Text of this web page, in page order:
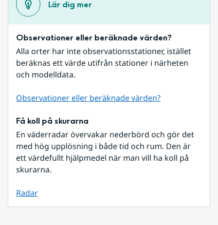
Lär dig mer
Observationer eller beräknade värden?
Alla orter har inte observationsstationer, istället
beräknas ett värde utifrån stationer i närheten
och modelldata.
Observationer eller beräknade värden?
Få koll på skurarna
En väderradar övervakar nederbörd och gör det
med hög upplösning i både tid och rum. Den är
ett värdefullt hjälpmedel när man vill ha koll på
skurarna.
Radar